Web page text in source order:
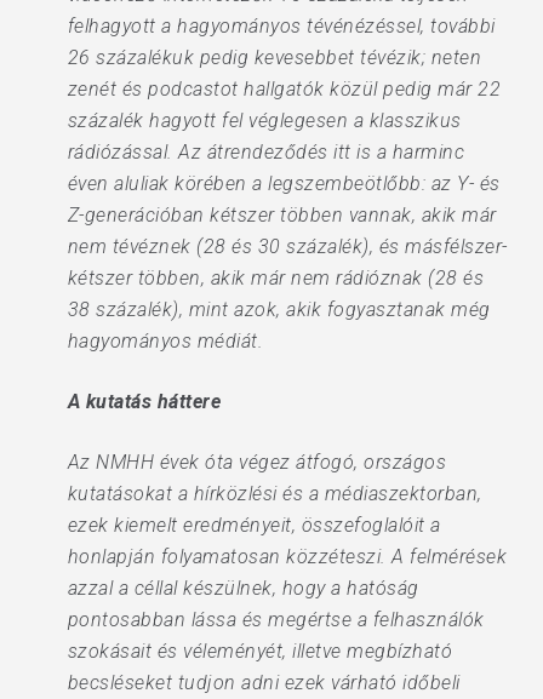
felhagyott a hagyományos tévénézéssel, további
26 százalékuk pedig kevesebbet tévézik; neten
zenét és podcastot hallgatók közül pedig már 22
százalék hagyott fel véglegesen a klasszikus
rádiózással. Az átrendeződés itt is a harminc
éven aluliak körében a legszembeötlőbb: az Y- és
Z-generációban kétszer többen vannak, akik már
nem tévéznek (28 és 30 százalék), és másfélszer-
kétszer többen, akik már nem rádióznak (28 és
38 százalék), mint azok, akik fogyasztanak még
hagyományos médiát.
A kutatás háttere
Az NMHH évek óta végez átfogó, országos
kutatásokat a hírközlési és a médiaszektorban,
ezek kiemelt eredményeit, összefoglalóit a
honlapján folyamatosan közzéteszi. A felmérések
azzal a céllal készülnek, hogy a hatóság
pontosabban lássa és megértse a felhasználók
szokásait és véleményét, illetve megbízható
becsléseket tudjon adni ezek várható időbeli